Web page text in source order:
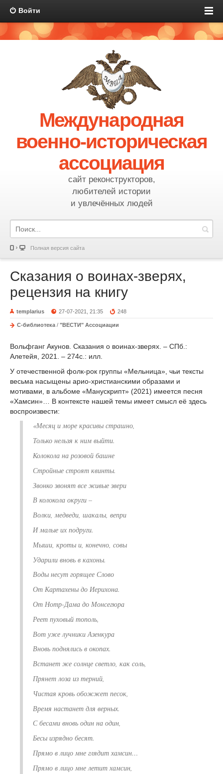
Войти
Международная
военно-историческая
ассоциация
сайт реконструкторов,
любителей истории
и увлечённых людей
Полная версия сайта
Сказания о воинах-зверях,
рецензия на книгу
templarius 27-07-2021, 21:35 248
С-библиотека / "ВЕСТИ" Ассоциации
Вольфганг Акунов. Сказания о воинах-зверях. – СПб.:
Алетейя, 2021. – 274с.: илл.
У отечественной фолк-рок группы «Мельница», чьи тексты
весьма насыщены арио-христианскими образами и
мотивами, в альбоме «Манускрипт» (2021) имеется песня
«Хамсин»… В контексте нашей темы имеет смысл её здесь
воспроизвести:
«Месяц и море красивы страшно,
Только нельзя к ним выйти.
Колокола на розовой башне
Стройные строят квинты.
Звонко звонят все живые звери
В колокола округи –
Волки, медведи, шакалы, вепри
И малые их подруги.
Мыши, кроты и, конечно, совы
Ударили вновь в кахоны.
Воды несут горящее Слово
От Картахены до Иерихона.
От Нотр-Дама до Монсегюра
Реет пуховый тополь,
Вот уже лучники Азенкура
Вновь поднялись в окопах.
Встанет же солнце светло, как соль,
Прянет лоза из терний,
Чистая кровь обожжет песок,
Время настанет для верных.
С бесами вновь один на один,
Бесы изрядно бесят.
Прямо в лицо мне глядит хамсин…
Прямо в лицо мне летит хамсин,